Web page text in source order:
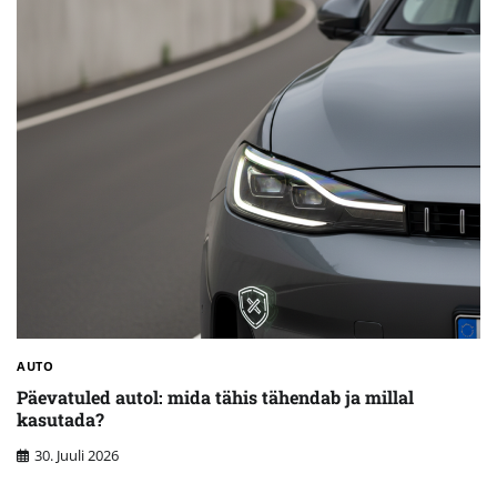
AUTO
Päevatuled autol: mida tähis tähendab ja millal
kasutada?
30. Juuli 2026